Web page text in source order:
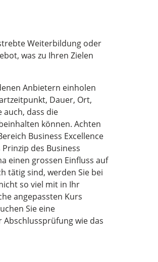
Weiterbildung oder
was zu Ihren Zielen
Anbietern einholen
Dauer, Ort,
auch, dass die
können. Achten
Business Excellence
des Business
einen grossen Einfluss auf
tätig sind, werden Sie bei
so viel mit in Ihr
angepassten Kurs
Sie eine
wie das